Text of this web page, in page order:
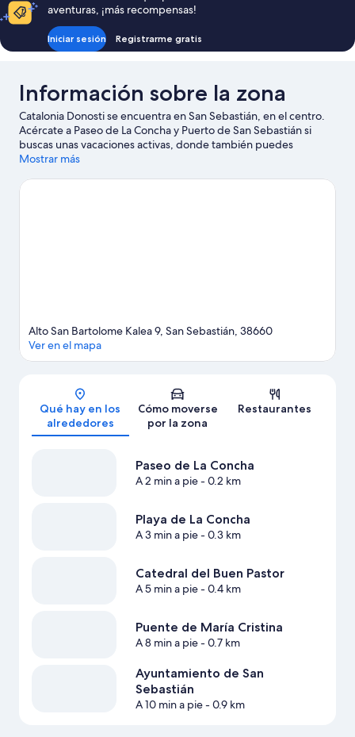
aventuras, ¡más recompensas!
Iniciar sesión Registrarme gratis
Información sobre la zona
Catalonia Donosti se encuentra en San Sebastián, en el centro.
Acércate a Paseo de La Concha y Puerto de San Sebastián si
buscas unas vacaciones activas, donde también puedes
acercarte a atractivos turísticos como Aquarium Donostia-San
especial? Puedes consultar el calendario de Reale Arena o
Mostrar más
Mapa
Alto San Bartolome Kalea 9, San Sebastián, 38660
Ver en el mapa
Qué hay en los
alrededores
Cómo moverse
por la zona
Restaurantes
Paseo de La Concha
A 2 min a pie- 0.2 km
Playa de La Concha
A 3 min a pie- 0.3 km
Catedral del Buen Pastor
A 5 min a pie- 0.4 km
Puente de María Cristina
A 8 min a pie- 0.7 km
Ayuntamiento de San
Sebastián
A 10 min a pie- 0.9 km